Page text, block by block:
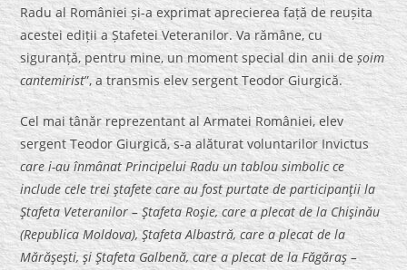
Radu al României și-a exprimat aprecierea față de reușita
acestei ediții a Ștafetei Veteranilor. Va rămâne, cu
siguranță, pentru mine, un moment special din anii deșoim
cantemirist”, a transmis elev sergent Teodor Giurgică.
Cel mai tânăr reprezentant al Armatei României, elev
sergent Teodor Giurgică, s-a alăturat voluntarilor Invictus
care i-au înmânatPrincipelui Radu un tablou simbolic ce
include cele trei ştafete care au fost purtate de participanţii la
Ştafeta Veteranilor – Ştafeta Roşie, care a plecat de la Chişinău
(Republica Moldova), Ştafeta Albastră, care a plecat de la
Mărăşeşti, şi Ştafeta Galbenă, care a plecat de la Făgăraş –